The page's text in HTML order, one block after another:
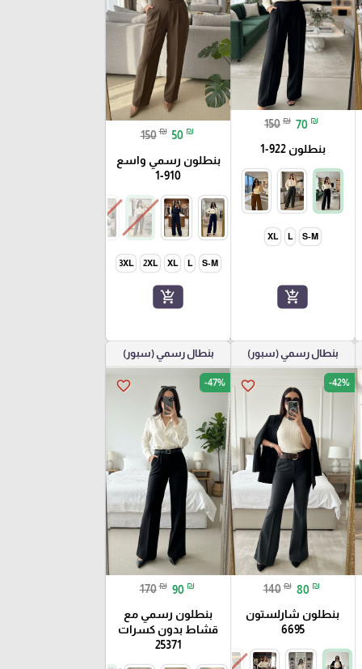
150 ₪ 70 ₪
بنطلون 922-1
S-M
L
XL
add_shopping_cart
150 ₪ 50 ₪
بنطلون رسمي واسع
910-1
S-M
L
XL
2XL
3XL
add_shopping_cart
بنطال رسمي (سبور)
favorite_border -42%
140 ₪ 80 ₪
بنطلون شارلستون
6695
بنطال رسمي (سبور)
favorite_border -47%
170 ₪ 90 ₪
بنطلون رسمي مع
قشاط بدون كسرات
25371